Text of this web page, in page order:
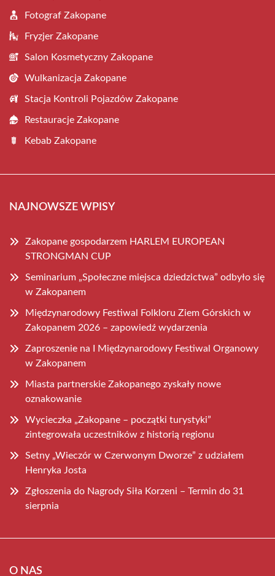
Fotograf Zakopane
Fryzjer Zakopane
Salon Kosmetyczny Zakopane
Wulkanizacja Zakopane
Stacja Kontroli Pojazdów Zakopane
Restauracje Zakopane
Kebab Zakopane
NAJNOWSZE WPISY
Zakopane gospodarzem HARLEM EUROPEAN
STRONGMAN CUP
Seminarium „Społeczne miejsca dziedzictwa” odbyło się
w Zakopanem
Międzynarodowy Festiwal Folkloru Ziem Górskich w
Zakopanem 2026 – zapowiedź wydarzenia
Zaproszenie na I Międzynarodowy Festiwal Organowy
w Zakopanem
Miasta partnerskie Zakopanego zyskały nowe
oznakowanie
Wycieczka „Zakopane – początki turystyki”
zintegrowała uczestników z historią regionu
Setny „Wieczór w Czerwonym Dworze” z udziałem
Henryka Josta
Zgłoszenia do Nagrody Siła Korzeni – Termin do 31
sierpnia
O NAS